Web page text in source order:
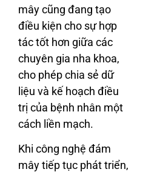
mây cũng đang tạo
điều kiện cho sự hợp
tác tốt hơn giữa các
chuyên gia nha khoa,
cho phép chia sẻ dữ
liệu và kế hoạch điều
trị của bệnh nhân một
cách liền mạch.
Khi công nghệ đám
mây tiếp tục phát triển,